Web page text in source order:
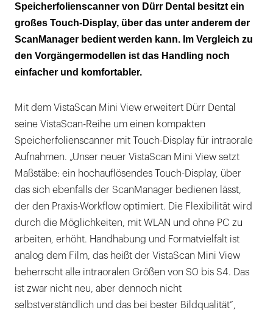
Speicherfolienscanner von Dürr Dental besitzt ein
großes Touch-Display, über das unter anderem der
ScanManager bedient werden kann. Im Vergleich zu
den Vorgängermodellen ist das Handling noch
einfacher und komfortabler.
Mit dem VistaScan Mini View erweitert Dürr Dental
seine VistaScan-Reihe um einen kompakten
Speicherfolienscanner mit Touch-Display für intraorale
Aufnahmen. „Unser neuer VistaScan Mini View setzt
Maßstäbe: ein hochauflösendes Touch-Display, über
das sich ebenfalls der ScanManager bedienen lässt,
der den Praxis-Workflow optimiert. Die Flexibilität wird
durch die Möglichkeiten, mit WLAN und ohne PC zu
arbeiten, erhöht. Handhabung und Formatvielfalt ist
analog dem Film, das heißt der VistaScan Mini View
beherrscht alle intraoralen Größen von S0 bis S4. Das
ist zwar nicht neu, aber dennoch nicht
selbstverständlich und das bei bester Bildqualität“,